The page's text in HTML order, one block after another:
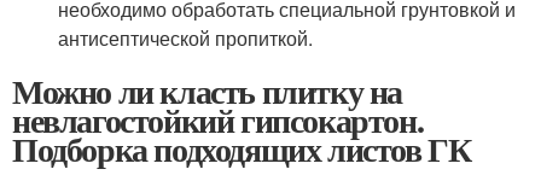
необходимо обработать специальной грунтовкой и
антисептической пропиткой.
Можно ли класть плитку на
невлагостойкий гипсокартон.
Подборка подходящих листов ГК